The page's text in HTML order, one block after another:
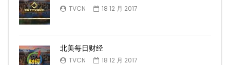
TVCN 18 12 月 2017
北美每日财经
TVCN 18 12 月 2017